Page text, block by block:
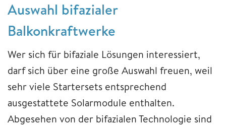
Auswahl bifazialer
Balkonkraftwerke
Wer sich für bifaziale Lösungen interessiert,
darf sich über eine große Auswahl freuen, weil
sehr viele Startersets entsprechend
ausgestattete Solarmodule enthalten.
Abgesehen von der bifazialen Technologie sind